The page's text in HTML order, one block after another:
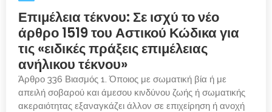
Επιμέλεια τέκνου: Σε ισχύ το νέο
άρθρο 1519 του Αστικού Κώδικα για
τις «ειδικές πράξεις επιμέλειας
ανήλικου τέκνου»
Άρθρο 336 Βιασμός 1. Όποιος με σωματική βία ή με
απειλή σοβαρού και άμεσου κινδύνου ζωής ή σωματικής
ακεραιότητας εξαναγκάζει άλλον σε επιχείρηση ή ανοχή